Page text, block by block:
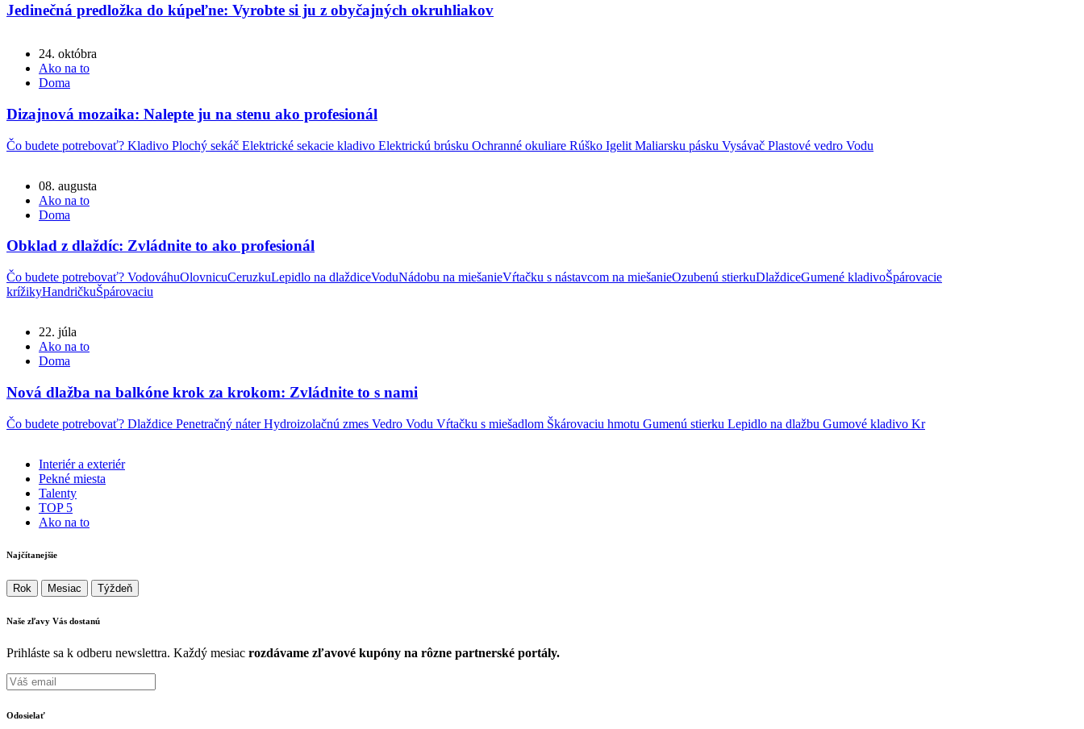
Jedinečná predložka do kúpeľne: Vyrobte si ju z obyčajných okruhliakov
24. októbra
Ako na to
Doma
Dizajnová mozaika: Nalepte ju na stenu ako profesionál
Čo budete potrebovať? Kladivo Plochý sekáč Elektrické sekacie kladivo Elektrickú brúsku Ochranné okuliare Rúško Igelit Maliarsku pásku Vysávač Plastové vedro Vodu
08. augusta
Ako na to
Doma
Obklad z dlaždíc: Zvládnite to ako profesionál
Čo budete potrebovať? VodováhuOlovnicuCeruzkuLepidlo na dlaždiceVoduNádobu na miešanieVŕtačku s nástavcom na miešanieOzubenú stierkuDlaždiceGumené kladivoŠpárovacie
krížikyHandričkuŠpárovaciu
22. júla
Ako na to
Doma
Nová dlažba na balkóne krok za krokom: Zvládnite to s nami
Čo budete potrebovať? Dlaždice Penetračný náter Hydroizolačnú zmes Vedro Vodu Vŕtačku s miešadlom Škárovaciu hmotu Gumenú stierku Lepidlo na dlažbu Gumové kladivo Kr
Interiér a exteriér
Pekné miesta
Talenty
TOP 5
Ako na to
Najčítanejšie
Rok Mesiac Týždeň
Naše zľavy Vás dostanú
Prihláste sa k odberu newslettra. Každý mesiac rozdávame zľavové kupóny na rôzne partnerské portály.
Odosielať